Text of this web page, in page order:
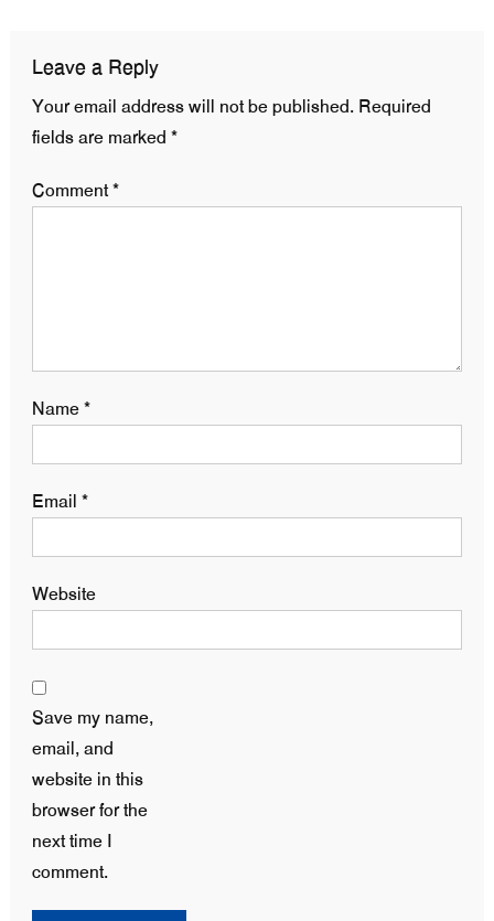
Leave a Reply
Your email address will not be published. Required
fields are marked *
Comment*
Name*
Email *
Website
Save my name,
email, and
website in this
browser for the
next time I
comment.